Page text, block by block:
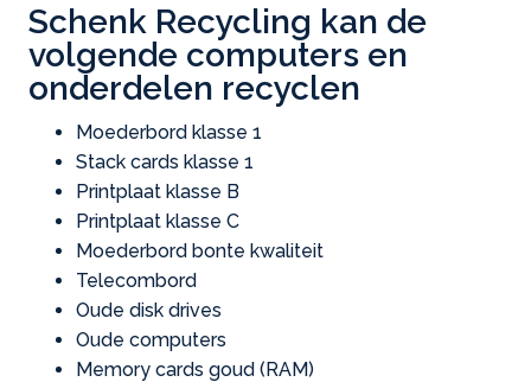
Schenk Recycling kan de
volgende computers en
onderdelen recyclen
Moederbord klasse 1
Stack cards klasse 1
Printplaat klasse B
Printplaat klasse C
Moederbord bonte kwaliteit
Telecombord
Oude disk drives
Oude computers
Memory cards goud (RAM)